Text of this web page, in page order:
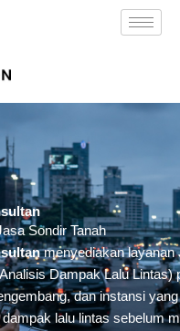
Sondir Tanah
menyediakan layanan
Dampak Lalu Lintas)
dan instansi yang
lalu lintas sebelum